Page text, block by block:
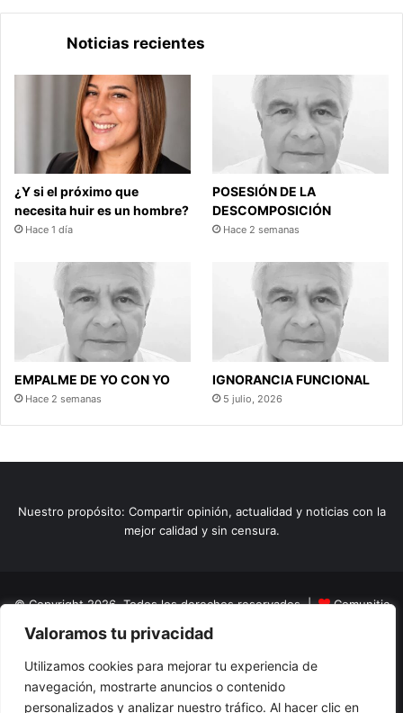
Valoramos tu privacidad
Utilizamos cookies para mejorar tu experiencia de
navegación, mostrarte anuncios o contenido
personalizados y analizar nuestro tráfico. Al hacer clic en
Noticias recientes
¿Y si el próximo que
necesita huir es un hombre?
Hace 1 día
POSESIÓN DE LA
DESCOMPOSICIÓN
Hace 2 semanas
EMPALME DE YO CON YO
Hace 2 semanas
IGNORANCIA FUNCIONAL
5 julio, 2026
Nuestro propósito: Compartir opinión, actualidad y noticias con la
mejor calidad y sin censura.
© Copyright 2026, Todos los derechos reservados |
Comunitic
SAS BICNit 901228106
Home
Actualidad Variedades Opinion Turismo
El Tinteadero
Caricaturas Reportajes